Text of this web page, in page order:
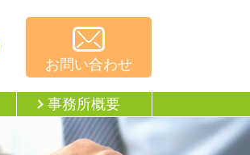
お問い合わせ
事務所概要